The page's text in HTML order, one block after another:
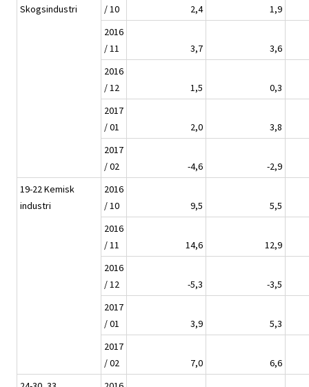
Skogsindustri
/ 10
2,4
1,9
2016
/ 11
3,7
3,6
2016
/ 12
1,5
0,3
2017
/ 01
2,0
3,8
2017
/ 02
-4,6
-2,9
19-22 Kemisk
industri
2016
/ 10
9,5
5,5
2016
/ 11
14,6
12,9
2016
/ 12
-5,3
-3,5
2017
/ 01
3,9
5,3
2017
/ 02
7,0
6,6